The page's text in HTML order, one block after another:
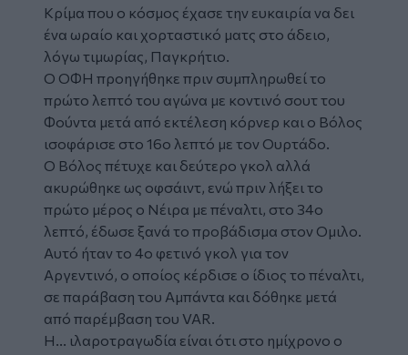
Κρίμα που ο κόσμος έχασε την ευκαιρία να δει
ένα ωραίο και χορταστικό ματς στο άδειο,
λόγω τιμωρίας, Παγκρήτιο.
Ο ΟΦΗ προηγήθηκε πριν συμπληρωθεί το
πρώτο λεπτό του αγώνα με κοντινό σουτ του
Φούντα μετά από εκτέλεση κόρνερ και ο Βόλος
ισοφάρισε στο 16ο λεπτό με τον Ουρτάδο.
Ο Βόλος πέτυχε και δεύτερο γκολ αλλά
ακυρώθηκε ως οφσάιντ, ενώ πριν λήξει το
πρώτο μέρος ο Νέιρα με πέναλτι, στο 34ο
λεπτό, έδωσε ξανά το προβάδισμα στον Ομιλο.
Αυτό ήταν το 4ο φετινό γκολ για τον
Αργεντινό, ο οποίος κέρδισε ο ίδιος το πέναλτι,
σε παράβαση του Αμπάντα και δόθηκε μετά
από παρέμβαση του VAR.
Η... ιλαροτραγωδία είναι ότι στο ημίχρονο ο